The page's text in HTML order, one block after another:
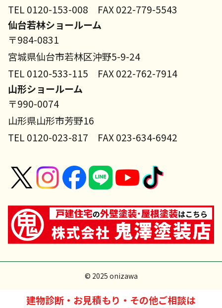
TEL 0120-153-008 FAX 022-779-5543
仙台若林ショールーム
〒984-0831
宮城県仙台市若林区沖野5-9-24
TEL 0120-533-115 FAX 022-762-7914
山形ショールーム
〒990-0074
山形県山形市芳野16
TEL 0120-023-817 FAX 023-634-6942
© 2025 onizawa
建物診断・お見積もり・その他ご相談は